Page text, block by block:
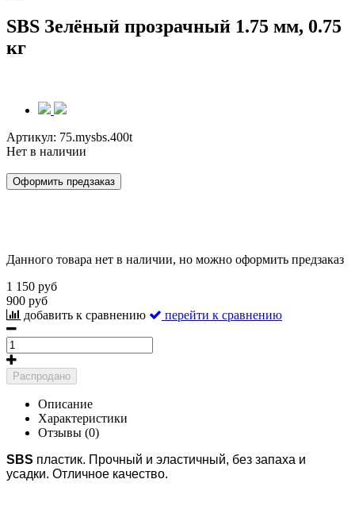
SBS Зелёный прозрачный 1.75 мм, 0.75
кг
Артикул: 75.mysbs.400t
Нет в наличии
Оформить предзаказ
Данного товара нет в наличии, но можно оформить предзаказ
1 150 руб
900 руб
добавить к сравнению
перейти к сравнению
Распродано
Описание
Характеристики
Отзывы (0)
SBS пластик. Прочный и эластичный, без запаха и
усадки. Отличное качество.